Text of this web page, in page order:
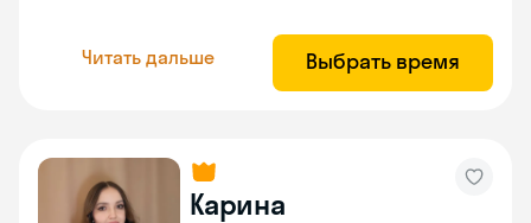
Читать дальше Выбрать время
Карина